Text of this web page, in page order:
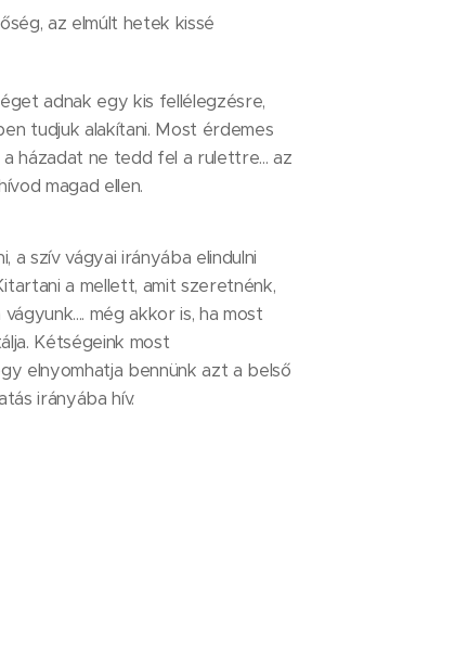
az elmúlt hetek kissé
adnak egy kis fellélegzésre,
tudjuk alakítani. Most érdemes
házadat ne tedd fel a rulettre... az
magad ellen.
a szív vágyai irányába elindulni
a mellett, amit szeretnénk,
még akkor is, ha most
Kétségeink most
elnyomhatja bennünk azt a belső
irányába hív.